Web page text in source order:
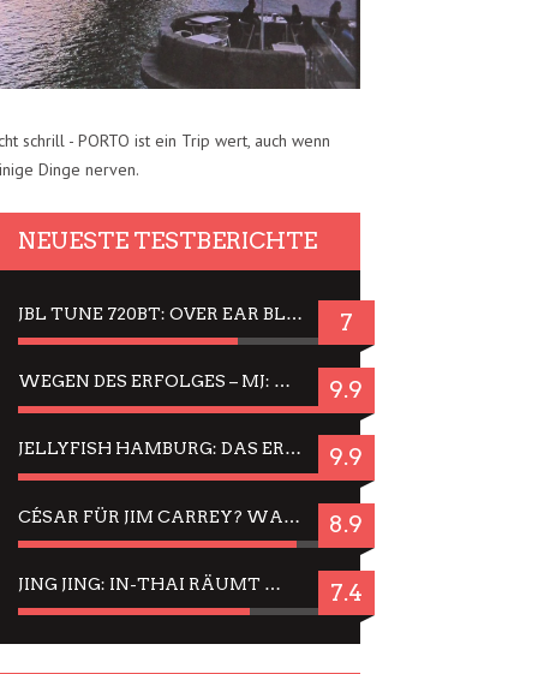
schrill - PORTO ist ein Trip wert, auch wenn
Dinge nerven.
NEUESTE TESTBERICHTE
JBL TUNE 720BT: OVER EAR BLUETOOTH KOPFHÖRER UM DIE 50,-€ IM DAUER-TEST 7
WEGEN DES ERFOLGES – MJ: MICHAEL JACKSON MUSICAL IN EINER MATINEE SEHEN 9.9
JELLYFISH HAMBURG: DAS ERFOLGREICHE SOMMER-MENÜ 2025 IN GEFÜHLEN UND BILDERN 9.9
CÉSAR FÜR JIM CARREY? WARUM DAS EINER DER NERVIGSTEN ACTORS IST UND BLEIBT 8.9
JING JING: IN-THAI RÄUMT WIEDER TITEL AB – EIN ZWEI-STUNDEN-ERLEBNISBERICHT 7.4